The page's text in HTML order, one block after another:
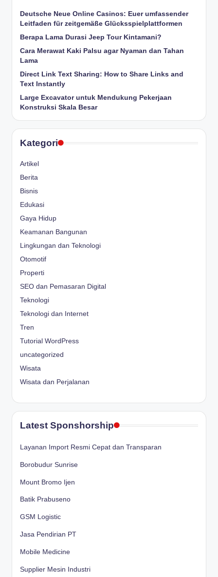
Deutsche Neue Online Casinos: Euer umfassender
Leitfaden für zeitgemäße Glücksspielplattformen
Berapa Lama Durasi Jeep Tour Kintamani?
Cara Merawat Kaki Palsu agar Nyaman dan Tahan
Lama
Direct Link Text Sharing: How to Share Links and
Text Instantly
Large Excavator untuk Mendukung Pekerjaan
Konstruksi Skala Besar
Kategori
Artikel
Berita
Bisnis
Edukasi
Gaya Hidup
Keamanan Bangunan
Lingkungan dan Teknologi
Otomotif
Properti
SEO dan Pemasaran Digital
Teknologi
Teknologi dan Internet
Tren
Tutorial WordPress
uncategorized
Wisata
Wisata dan Perjalanan
Latest Sponshorship
Layanan Import Resmi Cepat dan Transparan
Borobudur Sunrise
Mount Bromo Ijen
Batik Prabuseno
GSM Logistic
Jasa Pendirian PT
Mobile Medicine
Supplier Mesin Industri